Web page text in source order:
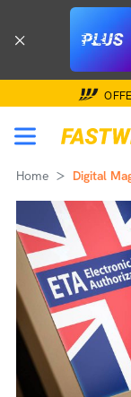
Home Digital